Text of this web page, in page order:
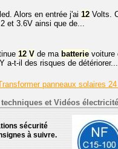
Alors en entrée j'ai 12 Volts.
et 3.6V ainsi que de...
12 V de ma batterie voiture
a-t-il des risques de détériorer...
panneaux solaires
techniques et Vidéos
sécurité
à suivre.